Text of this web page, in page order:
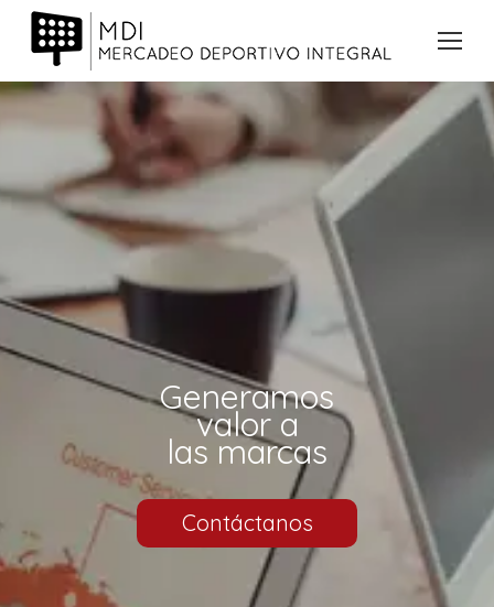
Generamos
valor a
las marcas
Contáctanos